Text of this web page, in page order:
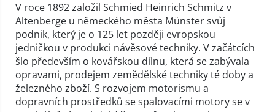
V roce 1892 založil Schmied Heinrich Schmitz v
Altenberge u německého města Münster svůj
podnik, který je o 125 let později evropskou
jedničkou v produkci návěsové techniky. V začátcích
šlo především o kovářskou dílnu, která se zabývala
opravami, prodejem zemědělské techniky té doby a
železného zboží. S rozvojem motorismu a
dopravních prostředků se spalovacími motory se v